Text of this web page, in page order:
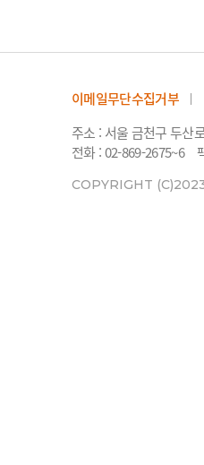
이메일무단수집거부
주소 : 서울 금천구 두산
전화 : 02-869-2675~6
COPYRIGHT